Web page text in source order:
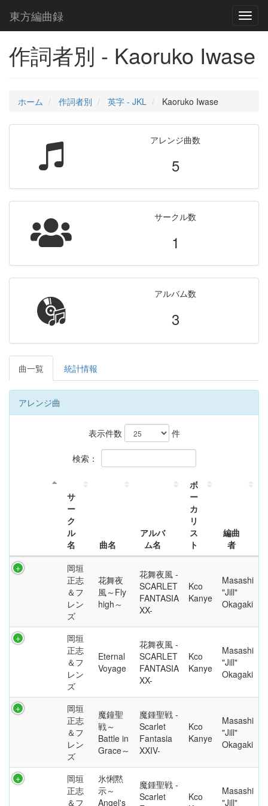
東方編曲録
作詞者別 - Kaoruko Iwase
ホーム 作詞者別 英字 - JKL Kaoruko Iwase
アレンジ曲数
5
サークル数
1
アルバム数
3
曲一覧 統計情報
アレンジ曲
表示件数 件
検索：
サ
ー
ク
ル
名
曲名
アルバ
ム名
ボ
ー
カ
リ
ス
ト
編曲
者
岡垣
正志
＆フ
レン
ズ
花舞夜
風～Fly
high～
花舞夜風 -
SCARLET
FANTASIA
XX-
Kco
Kanye
Masashi
"Jill"
Okagaki
岡垣
正志
＆フ
レン
ズ
Eternal
Voyage
花舞夜風 -
SCARLET
FANTASIA
XX-
Kco
Kanye
Masashi
"Jill"
Okagaki
岡垣
正志
＆フ
レン
ズ
魔鐘聖
戦～
Battle in
Grace～
魔鍾聖戦 -
Scarlet
Fantasia
XXIV-
Kco
Kanye
Masashi
"Jill"
Okagaki
岡垣
正志
＆フ
氷悧黙
示～
Angel's
魔鍾聖戦 -
Scarlet
Kco
Masashi
"Jill"